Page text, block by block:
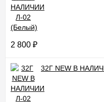
2 800 ₽
32Г NEW В